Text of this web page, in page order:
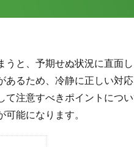
と、予期せぬ状況に直面
あるため、冷静に正しい対
て注意すべきポイントにつ
能になります。